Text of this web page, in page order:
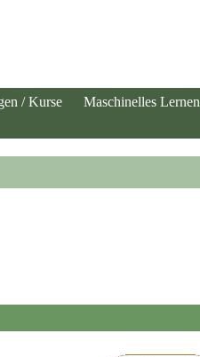
/ Kurse Maschinelles Lernen